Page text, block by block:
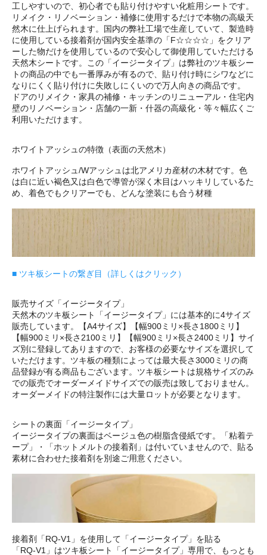
工しやすいので、初心者でも貼り付けやすい化粧用シートです。
リメイク・リノベーション・補修に使用するだけで本物の高級天
然木に仕上げられます。国内の弊社工場で生産していて、製造時
に使用している接着剤が国内安全基準の「F☆☆☆☆」をクリア
ーした物だけを使用しているので安心して御使用していただける
天然木シートです。この「イージータイプ」は弊社のツキ板シー
トの商品の中でも一番厚みが有るので、貼り付け時にシワなどに
なりにくく貼り付けに失敗しにくいので万人向きの商品です。
ドアのリメイク・家具の補修・キッチンのリニューアル・住宅内
壁のリノベーション・店舗の一新・什器の高級化・等々幅広くご
利用いただけます。
ホワイトアッシュの特徴（表面の天然木）
ホワイトアッシュ/Wアッシュは北アメリカ産材の木材です。色
は白に近い褐色又は白色で導管が深く木目はハッキリしているた
め、着色でもクリアーでも、どんな塗装にも合う材種
■ ツキ板シートの繋ぎ目（詳しくはクリック）
販売サイズ「イージータイプ」
天然木のツキ板シート「イージータイプ」には基本的に4サイズ
販売しています。【A4サイズ】【幅900ミリ×長さ1800ミリ】
【幅900ミリ×長さ2100ミリ】【幅900ミリ×長さ2400ミリ】サイ
ズ別に登録してありますので、お客様の必要なサイズを選択して
いただけます。ツキ板の種類によっては最大長さ3000ミリの商
品登録が有る商品もございます。ツキ板シートは規格サイズのみ
での販売でオーダーメイドサイズでの販売は致しておりません。
オーダーメイドの特注製作には大量ロットが必要となります。
シートの裏面「イージータイプ」
イージータイプの裏面はベージュ色の樹脂含侵紙です。「粘着テ
ープ」・「ホットメルトの接着剤」は付いていませんので、貼る
素材に合わせた接着剤を別途ご用意ください。
接着剤「RQ-V1」を使用して「イージータイプ」を貼る
「RQ-V1」はツキ板シート「イージータイプ」専用で、もっとも